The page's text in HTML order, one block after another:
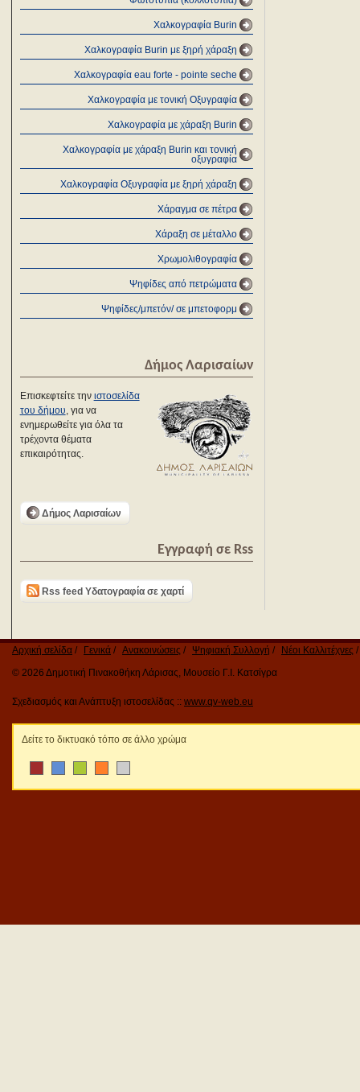
Χαλκογραφία Burin
Χαλκογραφία Burin με ξηρή χάραξη
Χαλκογραφία eau forte - pointe seche
Χαλκογραφία με τονική Οξυγραφία
Χαλκογραφία με χάραξη Burin
Χαλκογραφία με χάραξη Burin και τονική
οξυγραφία
Χαλκογραφία Οξυγραφία με ξηρή χάραξη
Χάραγμα σε πέτρα
Χάραξη σε μέταλλο
Χρωμολιθογραφία
Ψηφίδες από πετρώματα
Ψηφίδες/μπετόν/ σε μπετοφορμ
Δήμος Λαρισαίων
Επισκεφτείτε την ιστοσελίδα
του δήμου, για να
ενημερωθείτε για όλα τα
τρέχοντα θέματα
επικαιρότητας.
Δήμος Λαρισαίων
Εγγραφή σε Rss
Rss feed Υδατογραφία σε χαρτί
Αρχική σελίδα Γενικά Ανακοινώσεις Ψηφιακή Συλλογή
Νέοι Καλλιτέχνες
© 2026 Δημοτική Πινακοθήκη Λάρισας, Μουσείο Γ.Ι. Κατσίγρα
Σχεδιασμός και Ανάπτυξη ιστοσελίδας :: www.qv-web.eu
Δείτε το δικτυακό τόπο σε άλλο χρώμα